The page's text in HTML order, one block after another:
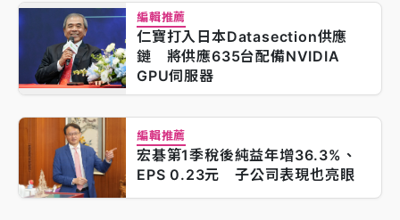
編輯推薦
仁寶打入日本Datasection供應
鏈 將供應635台配備NVIDIA
GPU伺服器
編輯推薦
宏碁第1季稅後純益年增36.3%、
EPS 0.23元 子公司表現也亮眼